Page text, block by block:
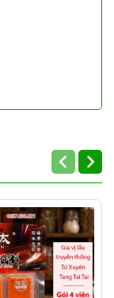
thượng
lượng sạch
ngành mì
phẩm khắt